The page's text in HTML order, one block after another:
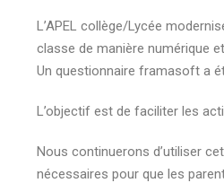
L’APEL collège/Lycée
classe de manière numérique
Un questionnaire framasoft a
L’objectif est de faciliter les
Nous continuerons d’utiliser
nécessaires pour que les